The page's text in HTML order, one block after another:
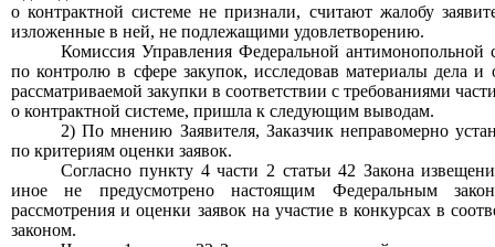
о контрактной системе не признали, считают жалобу
изложенные в ней, не подлежащими удовлетворению.
Комиссия Управления Федеральной
по контролю в сфере закупок, исследовав материалы дела и
рассматриваемой закупки в соответствии с требованиями
о контрактной системе, пришла к следующим выводам.
2)По мнению Заявителя, Заказчик неправомерно
по критериям оценки заявок.
Согласно пункту 4 части 2 статьи42 Закона
иное не предусмотрено настоящим Федеральным
рассмотрения и оценки заявок на участие в конкурсах в
законом.